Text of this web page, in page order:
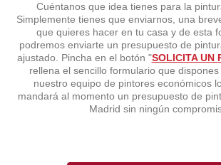
Cuéntanos que idea tienes para la
Simplemente tienes que enviarnos, una
que quieres hacer en tu casa y de esta
podremos enviarte un presupuesto de
ajustado. Pincha en el botón "SOLICITA UN
rellena el sencillo formulario que
nuestro equipo de pintores económicos
mandará al momento un presupuesto de
Madrid sin ningún